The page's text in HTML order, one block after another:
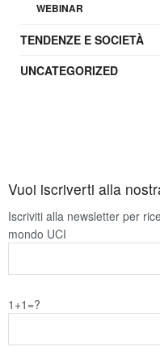
WEBINAR
TENDENZE E SOCIETÀ
UNCATEGORIZED
Vuoi iscriverti alla
Iscriviti alla newsletter per
mondo UCI
1+1=?